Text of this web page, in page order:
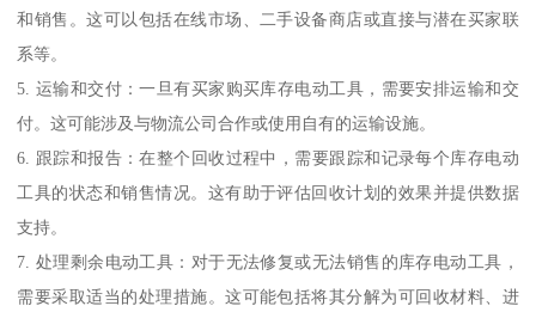
和销售。这可以包括在线市场、二手设备商店或直接与潜在买家联
系等。
5. 运输和交付：一旦有买家购买库存电动工具，需要安排运输和交
付。这可能涉及与物流公司合作或使用自有的运输设施。
6. 跟踪和报告：在整个回收过程中，需要跟踪和记录每个库存电动
工具的状态和销售情况。这有助于评估回收计划的效果并提供数据
支持。
7. 处理剩余电动工具：对于无法修复或无法销售的库存电动工具，
需要采取适当的处理措施。这可能包括将其分解为可回收材料、进